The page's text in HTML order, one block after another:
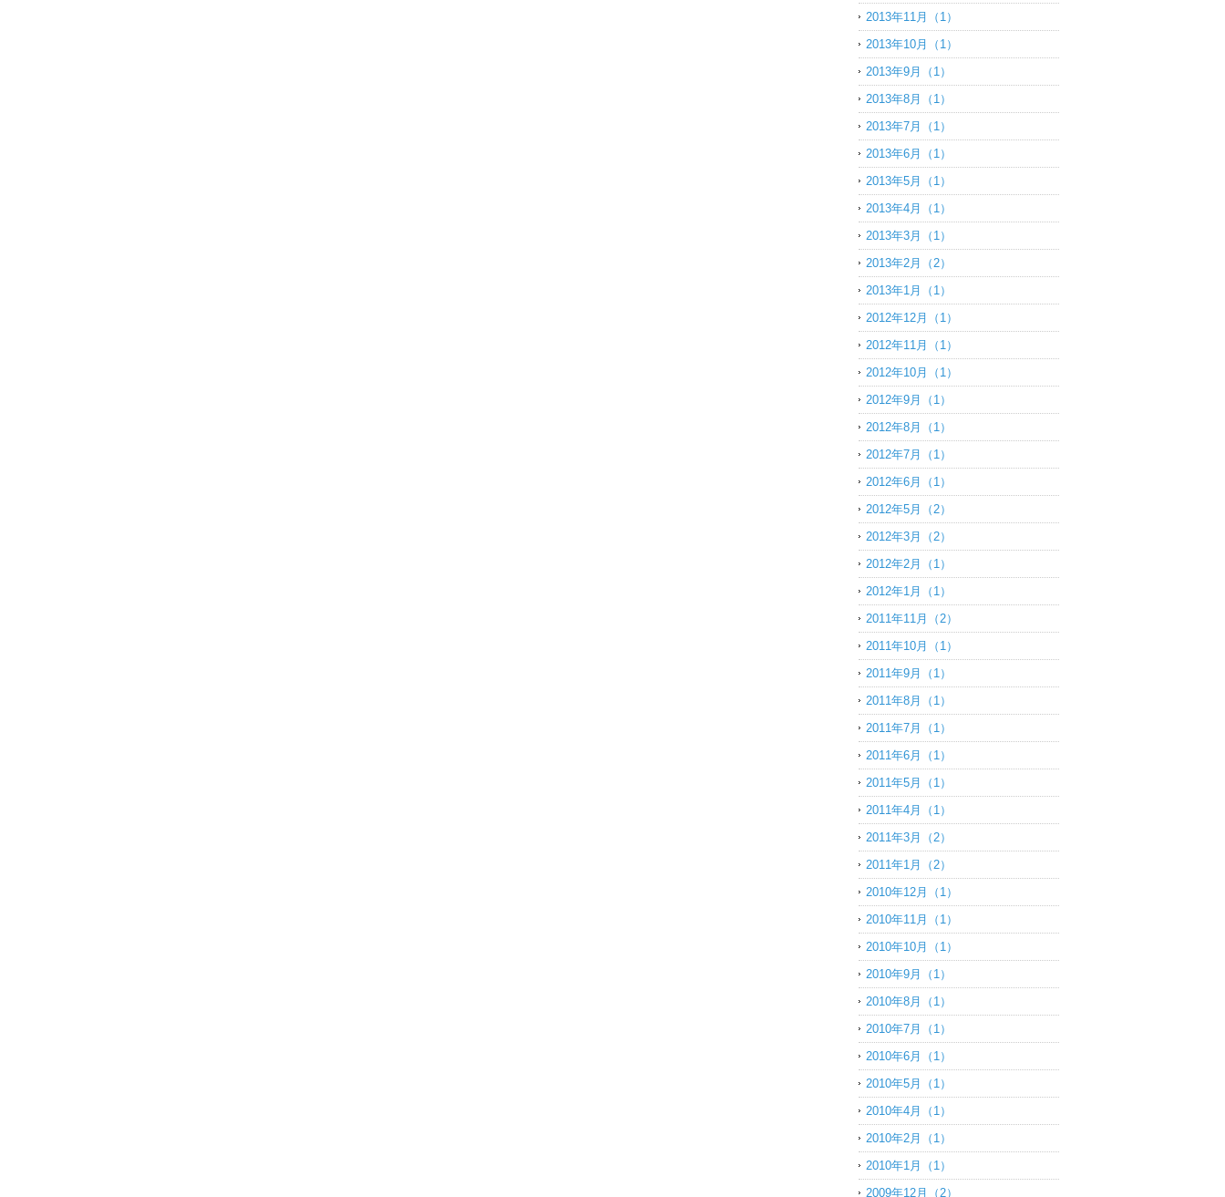
2013年11月（1）
2013年10月（1）
2013年9月（1）
2013年8月（1）
2013年7月（1）
2013年6月（1）
2013年5月（1）
2013年4月（1）
2013年3月（1）
2013年2月（2）
2013年1月（1）
2012年12月（1）
2012年11月（1）
2012年10月（1）
2012年9月（1）
2012年8月（1）
2012年7月（1）
2012年6月（1）
2012年5月（2）
2012年3月（2）
2012年2月（1）
2012年1月（1）
2011年11月（2）
2011年10月（1）
2011年9月（1）
2011年8月（1）
2011年7月（1）
2011年6月（1）
2011年5月（1）
2011年4月（1）
2011年3月（2）
2011年1月（2）
2010年12月（1）
2010年11月（1）
2010年10月（1）
2010年9月（1）
2010年8月（1）
2010年7月（1）
2010年6月（1）
2010年5月（1）
2010年4月（1）
2010年2月（1）
2010年1月（1）
2009年12月（2）